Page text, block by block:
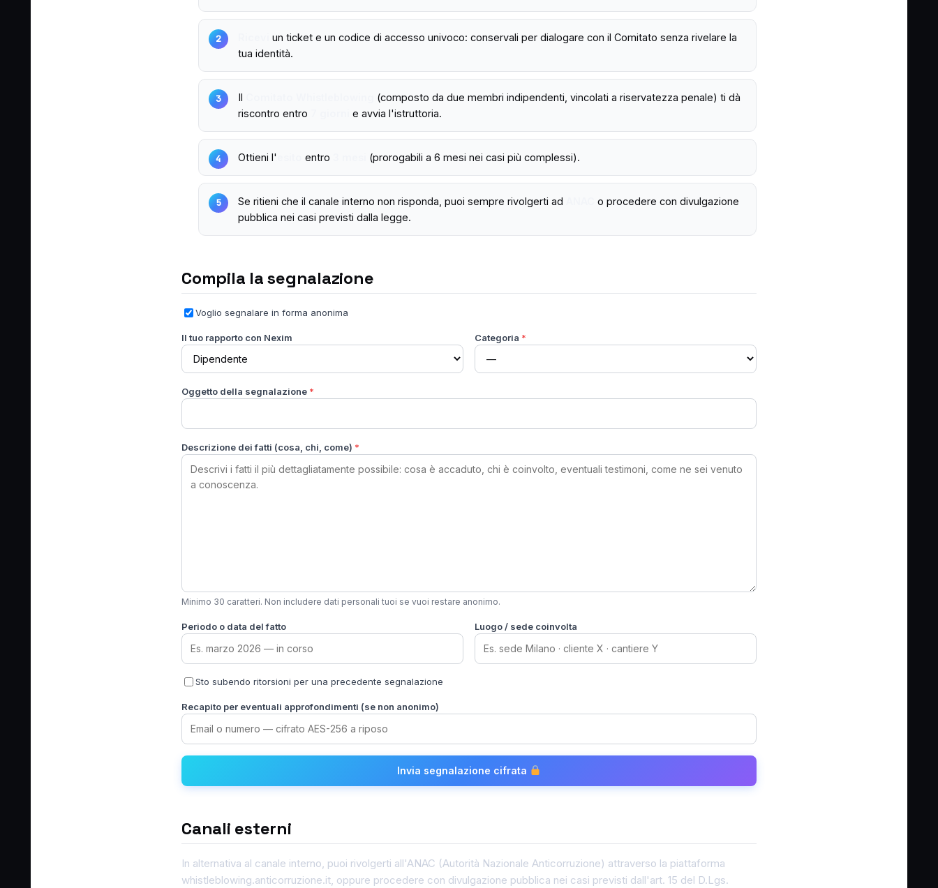
un ticket e un codice di accesso univoco: conservali per dialogare con il Comitato senza rivelare la
tua identità.
Il
(composto da due membri indipendenti, vincolati a riservatezza penale) ti dà
riscontro entro
e avvia l'istruttoria.
Ottieni l' entro (prorogabili a 6 mesi nei casi più complessi).
Se ritieni che il canale interno non risponda, puoi sempre rivolgerti ad
o procedere con divulgazione
pubblica nei casi previsti dalla legge.
Compila la segnalazione
Voglio segnalare in forma anonima
Il tuo rapporto con Nexim Categoria *
Oggetto della segnalazione *
Descrizione dei fatti (cosa, chi, come) *
Minimo 30 caratteri. Non includere dati personali tuoi se vuoi restare anonimo.
Periodo o data del fatto Luogo / sede coinvolta
Sto subendo ritorsioni per una precedente segnalazione
Recapito per eventuali approfondimenti (se non anonimo)
Invia segnalazione cifrata
Canali esterni
In alternativa al canale interno, puoi rivolgerti all'ANAC (Autorità Nazionale Anticorruzione) attraverso la piattaforma
whistleblowing.anticorruzione.it, oppure procedere con divulgazione pubblica nei casi previsti dall'art. 15 del D.Lgs.